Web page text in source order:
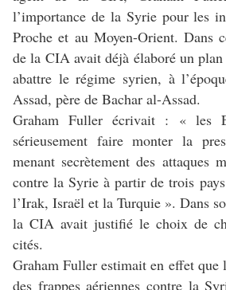
l’importance de la Syrie pour les
Proche et au Moyen-Orient. Dans
de la CIA avait déjà élaboré un
abattre le régime syrien, à
Assad, père de Bachar al-Assad.
Graham Fuller écrivait : « les
sérieusement faire monter la
menant secrètement des attaques
contre la Syrie à partir de trois
l’Irak, Israël et la Turquie ». Dans
la CIA avait justifié le choix de
cités.
Graham Fuller estimait en effet que
des frappes aériennes contre la